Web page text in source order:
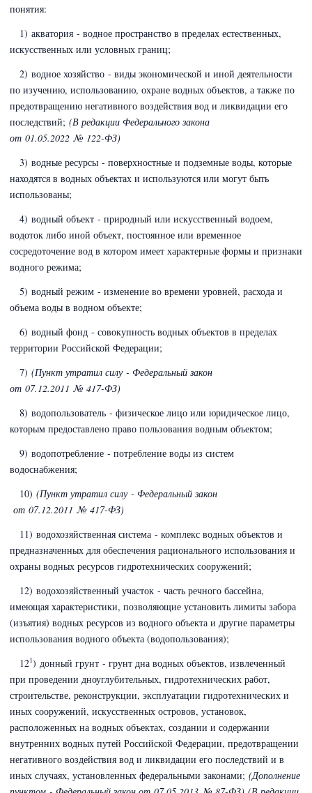
понятия:
1) акватория - водное пространство в пределах естественных,
искусственных или условных границ;
2) водное хозяйство - виды экономической и иной деятельности
по изучению, использованию, охране водных объектов, а также по
предотвращению негативного воздействия вод и ликвидации его
последствий; (В редакции Федерального закона
от 01.05.2022 № 122-ФЗ)
3) водные ресурсы - поверхностные и подземные воды, которые
находятся в водных объектах и используются или могут быть
использованы;
4) водный объект - природный или искусственный водоем,
водоток либо иной объект, постоянное или временное
сосредоточение вод в котором имеет характерные формы и признаки
водного режима;
5) водный режим - изменение во времени уровней, расхода и
объема воды в водном объекте;
6) водный фонд - совокупность водных объектов в пределах
территории Российской Федерации;
7) (Пункт утратил силу - Федеральный закон
от 07.12.2011 № 417-ФЗ)
8) водопользователь - физическое лицо или юридическое лицо,
которым предоставлено право пользования водным объектом;
9) водопотребление - потребление воды из систем
водоснабжения;
10) (Пункт утратил силу - Федеральный закон
от 07.12.2011 № 417-ФЗ)
11) водохозяйственная система - комплекс водных объектов и
предназначенных для обеспечения рационального использования и
охраны водных ресурсов гидротехнических сооружений;
12) водохозяйственный участок - часть речного бассейна,
имеющая характеристики, позволяющие установить лимиты забора
(изъятия) водных ресурсов из водного объекта и другие параметры
использования водного объекта (водопользования);
121) донный грунт - грунт дна водных объектов, извлеченный
при проведении дноуглубительных, гидротехнических работ,
строительстве, реконструкции, эксплуатации гидротехнических и
иных сооружений, искусственных островов, установок,
расположенных на водных объектах, создании и содержании
внутренних водных путей Российской Федерации, предотвращении
негативного воздействия вод и ликвидации его последствий и в
иных случаях, установленных федеральными законами; (Дополнение